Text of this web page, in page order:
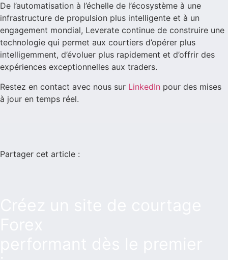
De l’automatisation à l’échelle de l’écosystème à une
infrastructure de propulsion plus intelligente et à un
engagement mondial, Leverate continue de construire une
technologie qui permet aux courtiers d’opérer plus
intelligemment, d’évoluer plus rapidement et d’offrir des
expériences exceptionnelles aux traders.
Restez en contact avec nous sur LinkedIn pour des mises
à jour en temps réel.
Partager cet article :